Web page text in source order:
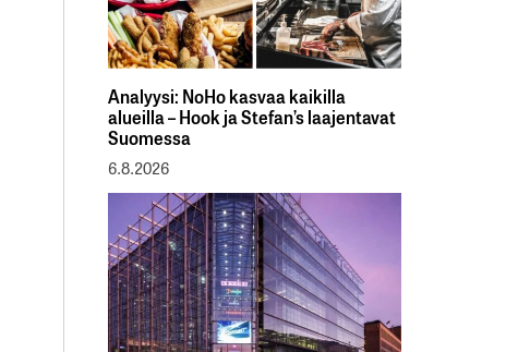
Analyysi: NoHo kasvaa kaikilla
alueilla – Hook ja Stefan’s laajentavat
Suomessa
6.8.2026